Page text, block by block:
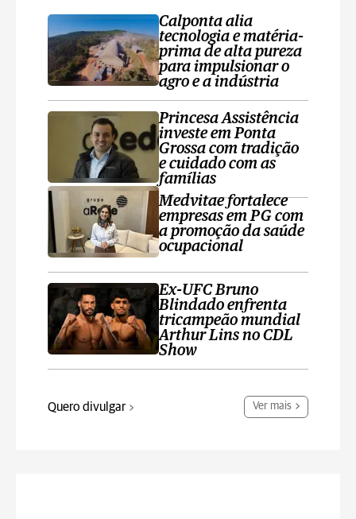
Calponta alia
tecnologia e matéria-
prima de alta pureza
para impulsionar o
agro e a indústria
Princesa Assistência
investe em Ponta
Grossa com tradição
e cuidado com as
famílias
Medvitae fortalece
empresas em PG com
a promoção da saúde
ocupacional
Ex-UFC Bruno
Blindado enfrenta
tricampeão mundial
Arthur Lins no CDL
Show
Quero divulgar Ver mais